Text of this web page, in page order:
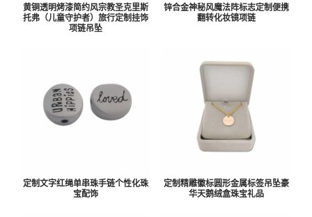
黄铜透明烤漆简约风宗教圣克里斯
托弗（儿童守护者）旅行定制挂饰
项链吊坠
锌合金神秘风魔法阵标志定制便携
翻转化妆镜项链
定制文字红绳单串珠手链个性化珠
宝配饰
定制精雕徽标圆形金属标签吊坠豪
华天鹅绒盒珠宝礼品